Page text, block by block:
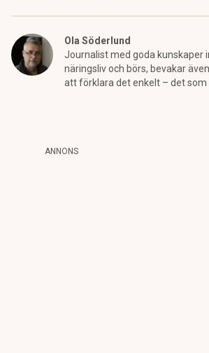
Ola Söderlund
Journalist med goda kunskaper
näringsliv och börs, bevakar
att förklara det enkelt – det som
ANNONS